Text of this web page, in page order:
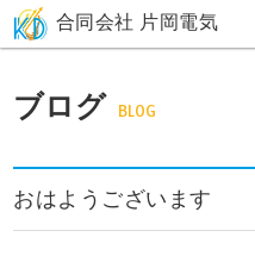
合同会社 片岡電気
ブログ BLOG
おはようございます